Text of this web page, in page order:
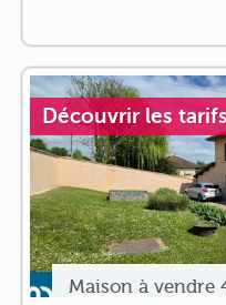
Découvrir les
Maison à vendre